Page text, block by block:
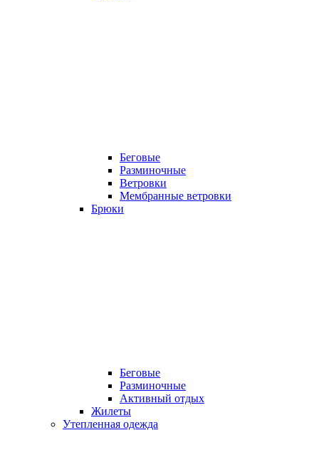
Беговые
Разминочные
Ветровки
Мембранные ветровки
Брюки
Беговые
Разминочные
Активный отдых
Жилеты
Утепленная одежда